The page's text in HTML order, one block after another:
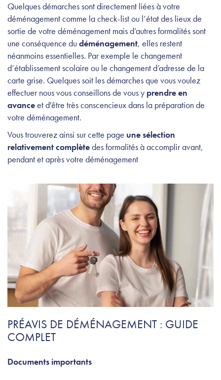
Quelques démarches sont directement liées à votre
déménagement comme la check-listou l’état des lieux de
sortie de votre déménagement mais d’autres formalités sont
une conséquence dudéménagement, elles restent
néanmoins essentielles. Par exemple le changement
d’établissement scolaire ou le changement d’adresse de la
carte grise. Quelques soit les démarches que vous voulez
effectuer nous vous conseillons de vous y prendre en
avanceet d'être très conscencieux dans la préparation de
votre déménagement.
Vous trouverez ainsi sur cette page une sélection
relativement complètedes formalités à accomplir avant,
pendant et après votre déménagement
PRÉAVIS DE DÉMÉNAGEMENT : GUIDE
COMPLET
Documents importants